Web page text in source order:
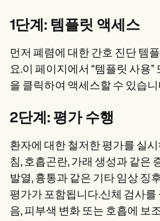
1단계: 템플릿 액세스
먼저 폐렴에 대한 간호 진단 템
요.이 페이지에서 “템플릿 사용”
을 클릭하여 액세스할 수 있습니
2단계: 평가 수행
환자에 대한 철저한 평가를 실
침, 호흡곤란, 가래 생성과 같은
발열, 흉통과 같은 기타 임상 징
평가가 포함됩니다.신체 검사를
음, 피부색 변화 또는 호흡에 보